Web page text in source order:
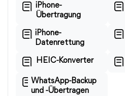
iPhone-
Übertragung
iPhone-
Datenrettung
HEIC-Konverter
WhatsApp-Backup
und -Übertragen